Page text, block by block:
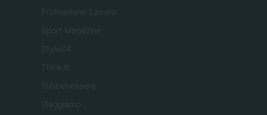
Professione Lavoro
Sport Magazine
Style24
Think.it
Tuobenessere
Viaggiamo